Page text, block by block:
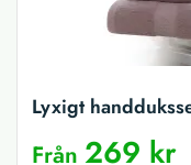
Lyxigt
Från 269 kr